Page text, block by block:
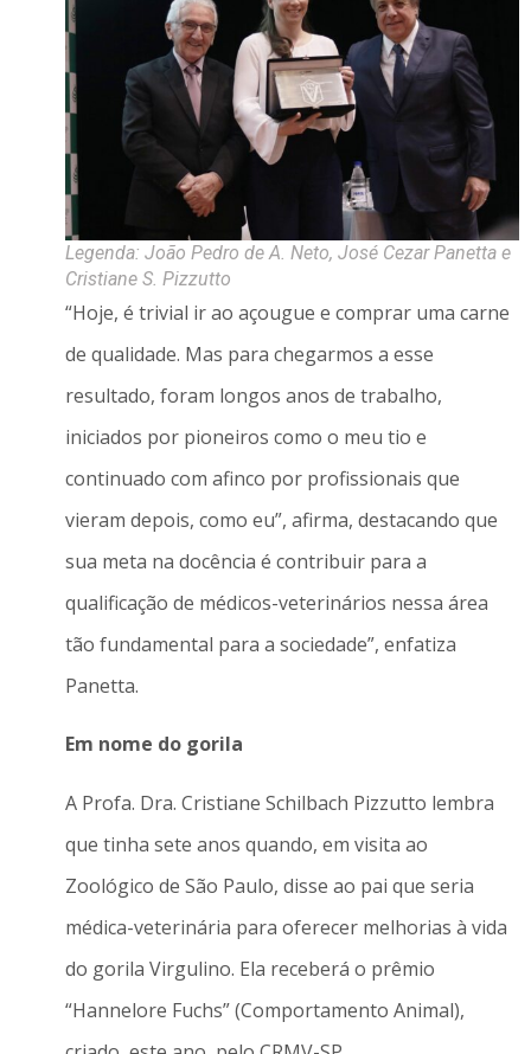
Legenda: João Pedro de A. Neto, José Cezar Panetta e
Cristiane S. Pizzutto
“Hoje, é trivial ir ao açougue e comprar uma carne
de qualidade. Mas para chegarmos a esse
resultado, foram longos anos de trabalho,
iniciados por pioneiros como o meu tio e
continuado com afinco por profissionais que
vieram depois, como eu”, afirma, destacando que
sua meta na docência é contribuir para a
qualificação de médicos-veterinários nessa área
tão fundamental para a sociedade”, enfatiza
Panetta.
Em nome do gorila
A Profa. Dra. Cristiane Schilbach Pizzutto lembra
que tinha sete anos quando, em visita ao
Zoológico de São Paulo, disse ao pai que seria
médica-veterinária para oferecer melhorias à vida
do gorila Virgulino. Ela receberá o prêmio
“Hannelore Fuchs” (Comportamento Animal),